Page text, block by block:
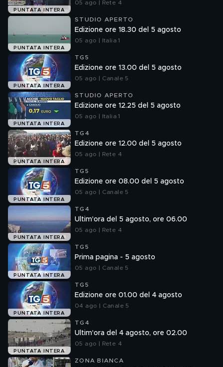
PUNTATA INTERA
05 ago | Rete 4
PUNTATA INTERA
STUDIO APERTO
Edizione ore 18.30 del 5 agosto
05 ago | Italia 1
PUNTATA INTERA
TG5
Edizione ore 13.00 del 5 agosto
05 ago | Canale 5
PUNTATA INTERA
STUDIO APERTO
Edizione ore 12.25 del 5 agosto
05 ago | Italia 1
PUNTATA INTERA
TG4
Edizione ore 12.00 del 5 agosto
05 ago | Rete 4
PUNTATA INTERA
TG5
Edizione ore 08.00 del 5 agosto
05 ago | Canale 5
PUNTATA INTERA
TG4
Ultim'ora del 5 agosto, ore 06.00
05 ago | Rete 4
PUNTATA INTERA
TG5
Prima pagina - 5 agosto
05 ago | Canale 5
PUNTATA INTERA
TG5
Edizione ore 01.00 del 4 agosto
04 ago | Canale 5
PUNTATA INTERA
TG4
Ultim'ora del 4 agosto, ore 02.00
05 ago | Rete 4
ZONA BIANCA